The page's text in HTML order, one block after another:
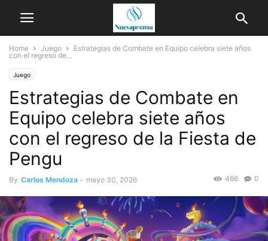
Home Juego
Estrategias de Combate en Equipo celebra siete años
con el regreso de...
Juego
Estrategias de Combate en
Equipo celebra siete años
con el regreso de la Fiesta de
Pengu
By Carlos Mendoza - mayo 30, 2026 0
466